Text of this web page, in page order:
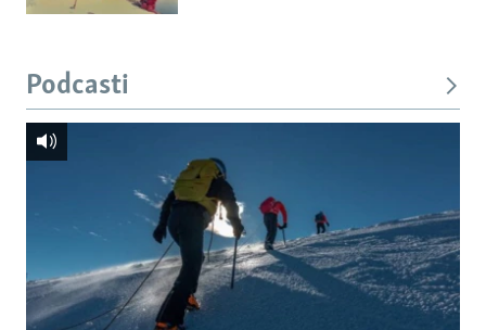
Podcasti